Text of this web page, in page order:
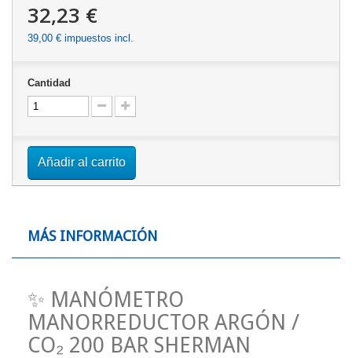
32,23 €
39,00 € impuestos incl.
Cantidad
Añadir al carrito
MÁS INFORMACIÓN
✨ MANÓMETRO
MANORREDUCTOR ARGÓN /
CO₂ 200 BAR SHERMAN